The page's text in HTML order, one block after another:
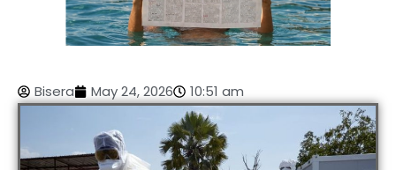
Bisera May 24, 2026 10:51 am